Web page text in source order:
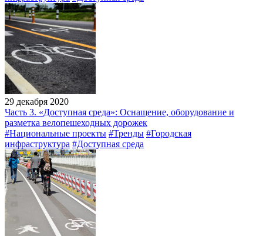
29 декабря 2020
Часть 3. «Доступная среда»: Оснащение, оборудование и
разметка велопешеходных дорожек
#Национальные проекты #Тренды #Городская
инфраструктура #Доступная среда